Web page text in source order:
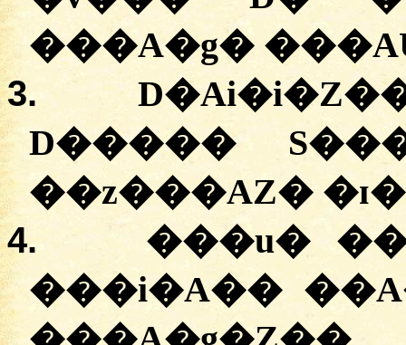
3.
D�����
��z���AZ�
4.
���u�
���i�A��